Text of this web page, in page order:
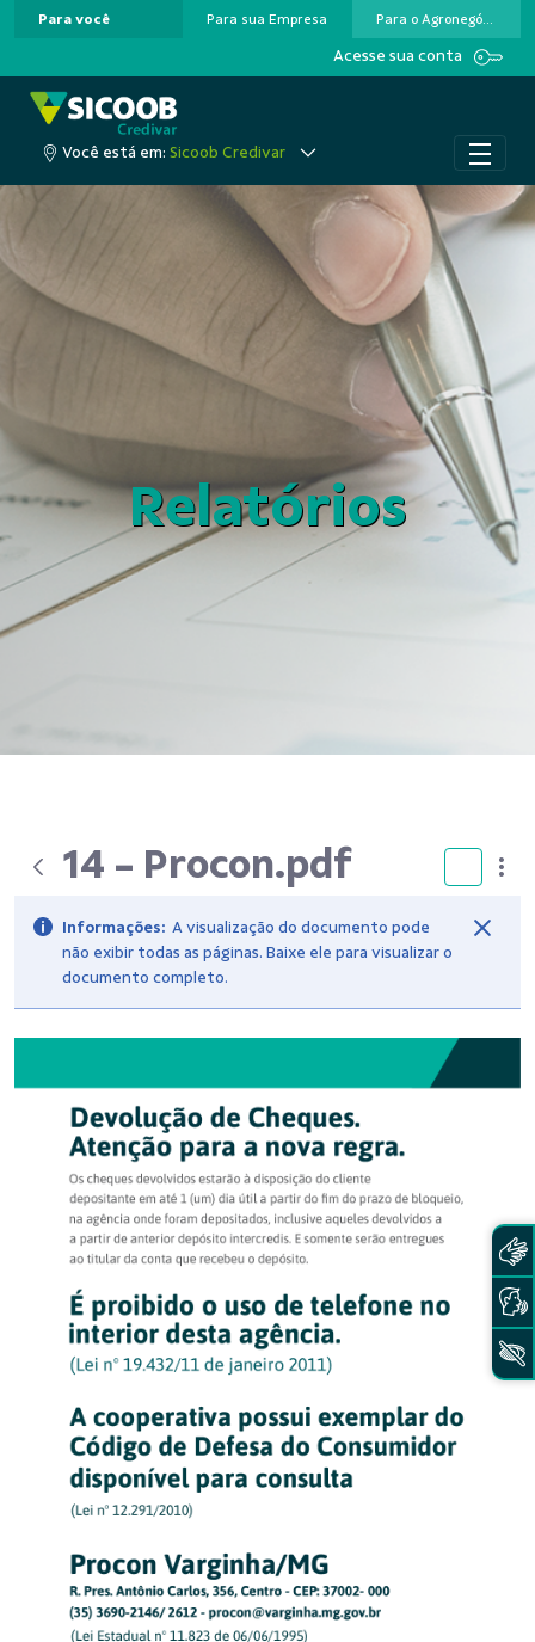
Pular para o Conteúdo principal
Para você Para sua Empresa Para o Agronegócio
Acesse sua conta
Você está em: Sicoob Credivar
Relatórios
14 - Procon.pdf
Informações: A visualização do documento pode
não exibir todas as páginas. Baixe ele para visualizar o
documento completo.